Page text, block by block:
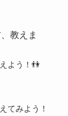
教えま
よう！👫
てみよう！